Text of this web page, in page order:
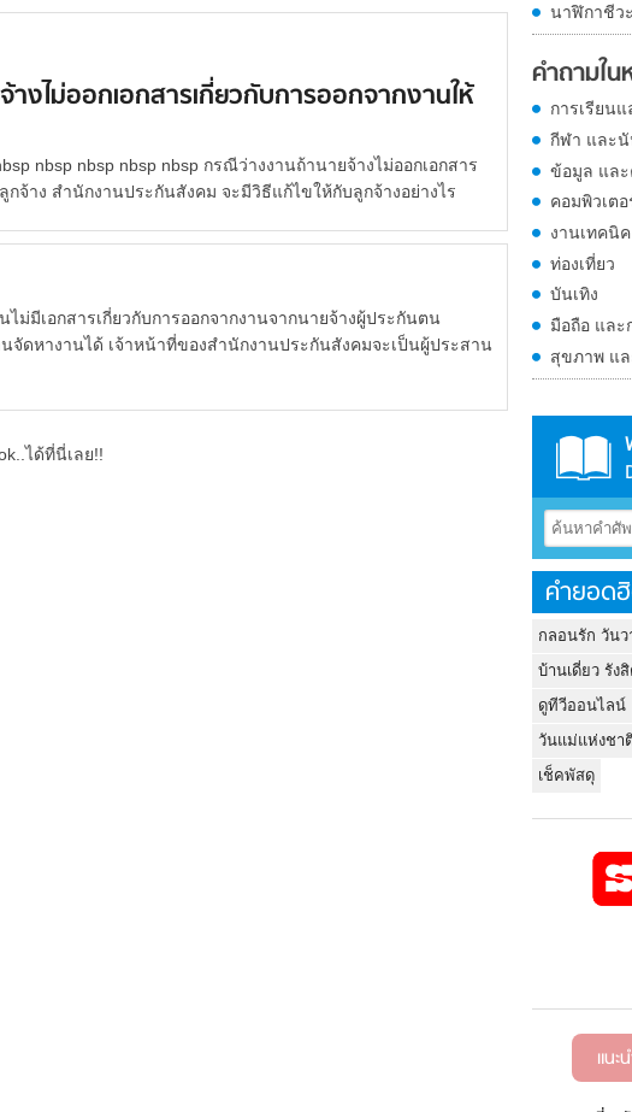
งไม่ออกเอกสารเกี่ยวกับการออกจากงานให้
nbsp nbsp nbsp nbsp กรณีว่างงานถ้านายจ้างไม่ออกเอกสาร
กจ้าง สำนักงานประกันสังคม จะมีวิธีแก้ไขให้กับลูกจ้างอย่างไร
กสารเกี่ยวกับการออกจากงานจากนายจ้างผู้ประกันตน
จัดหางานได้ เจ้าหน้าที่ของสำนักงานประกันสังคมจะเป็นผู้ประสาน
ได้ที่นี่เลย!!
นาฬิกาชีวะ
คำถามใ
การเรียน
กีฬา และ
ข้อมูล และ
คอมพิวเตอ
งานเทคนิ
ท่องเที่ยว
บันเทิง
มือถือ และ
สุขภาพ แ
คำยอด
กลอนรัก วันว
บ้านเดี่ยว รัง
ดูทีวีออนไลน์
วันแม่แห่งชา
เช็คพัสดุ
แนะ